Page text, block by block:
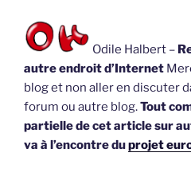
Odile Halbert –
autre endroit d’Internet
blog et non aller en discuter
forum ou autre blog.Tout
partielle de cet article sur
va à l’encontre duprojet